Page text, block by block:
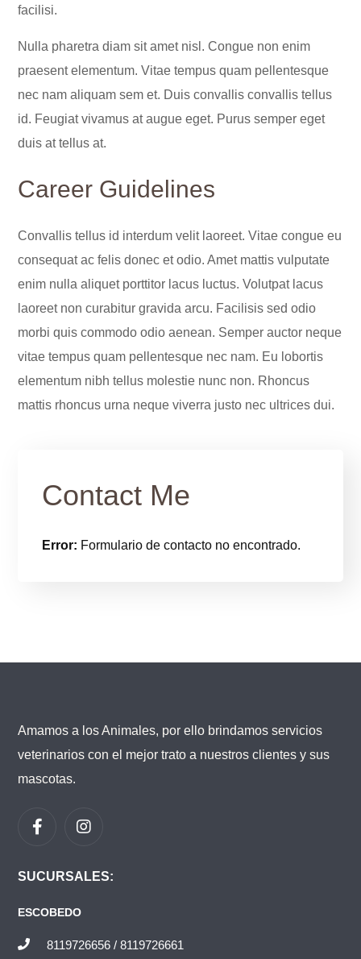
facilisi.
Nulla pharetra diam sit amet nisl. Congue non enim
praesent elementum. Vitae tempus quam pellentesque
nec nam aliquam sem et. Duis convallis convallis tellus
id. Feugiat vivamus at augue eget. Purus semper eget
duis at tellus at.
Career Guidelines
Convallis tellus id interdum velit laoreet. Vitae congue eu
consequat ac felis donec et odio. Amet mattis vulputate
enim nulla aliquet porttitor lacus luctus. Volutpat lacus
laoreet non curabitur gravida arcu. Facilisis sed odio
morbi quis commodo odio aenean. Semper auctor neque
vitae tempus quam pellentesque nec nam. Eu lobortis
elementum nibh tellus molestie nunc non. Rhoncus
mattis rhoncus urna neque viverra justo nec ultrices dui.
Contact Me
Error: Formulario de contacto no encontrado.
Amamos a los Animales, por ello brindamos servicios
veterinarios con el mejor trato a nuestros clientes y sus
mascotas.
SUCURSALES:
ESCOBEDO
8119726656 / 8119726661